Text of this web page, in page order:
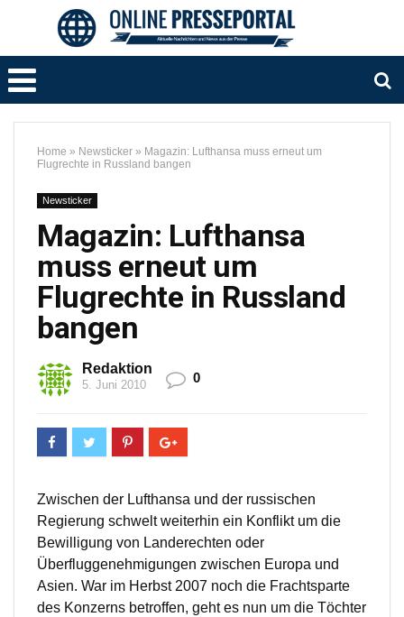
Home » Newsticker » Magazin: Lufthansa muss erneut um
Flugrechte in Russland bangen
Newsticker
Magazin: Lufthansa
muss erneut um
Flugrechte in Russland
bangen
Redaktion
5. Juni 2010 0
Zwischen der Lufthansa und der russischen
Regierung schwelt weiterhin ein Konflikt um die
Bewilligung von Landerechten oder
Überfluggenehmigungen zwischen Europa und
Asien. War im Herbst 2007 noch die Frachtsparte
des Konzerns betroffen, geht es nun um die Töchter